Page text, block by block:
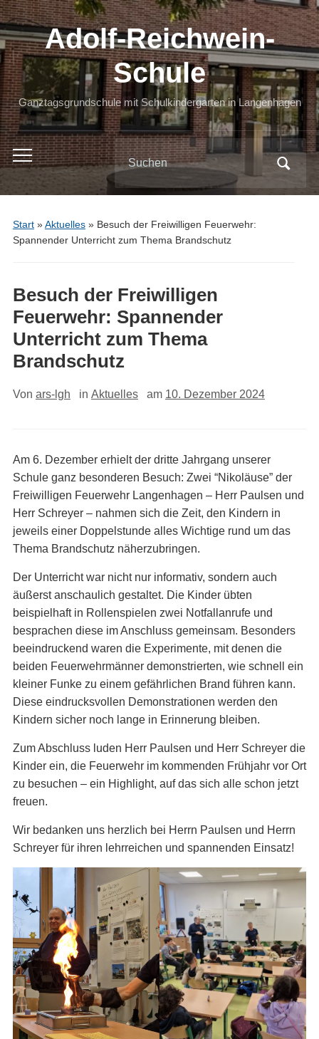
Adolf-Reichwein-
Schule
Ganztagsgrundschule mit Schulkindergarten in Langenhagen
Toggle
mobile
menu
Search
for:
Start»Aktuelles» Besuch der Freiwilligen Feuerwehr:
Spannender Unterricht zum Thema Brandschutz
Besuch der Freiwilligen
Feuerwehr: Spannender
Unterricht zum Thema
Brandschutz
Von ars-lgh in Aktuelles am 10. Dezember 2024
Am 6. Dezember erhielt der dritte Jahrgang unserer
Schule ganz besonderen Besuch: Zwei “Nikoläuse” der
Freiwilligen Feuerwehr Langenhagen – Herr Paulsen und
Herr Schreyer – nahmen sich die Zeit, den Kindern in
jeweils einer Doppelstunde alles Wichtige rund um das
Thema Brandschutz näherzubringen.
Der Unterricht war nicht nur informativ, sondern auch
äußerst anschaulich gestaltet. Die Kinder übten
beispielhaft in Rollenspielen zwei Notfallanrufe und
besprachen diese im Anschluss gemeinsam. Besonders
beeindruckend waren die Experimente, mit denen die
beiden Feuerwehrmänner demonstrierten, wie schnell ein
kleiner Funke zu einem gefährlichen Brand führen kann.
Diese eindrucksvollen Demonstrationen werden den
Kindern sicher noch lange in Erinnerung bleiben.
Zum Abschluss luden Herr Paulsen und Herr Schreyer die
Kinder ein, die Feuerwehr im kommenden Frühjahr vor Ort
zu besuchen – ein Highlight, auf das sich alle schon jetzt
freuen.
Wir bedanken uns herzlich bei Herrn Paulsen und Herrn
Schreyer für ihren lehrreichen und spannenden Einsatz!